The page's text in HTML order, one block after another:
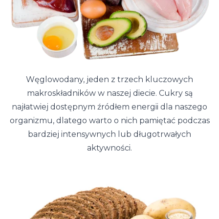
Węglowodany, jeden z trzech kluczowych
makroskładników w naszej diecie. Cukry są
najłatwiej dostępnym źródłem energii dla naszego
organizmu, dlatego warto o nich pamiętać podczas
bardziej intensywnych lub długotrwałych
aktywności.